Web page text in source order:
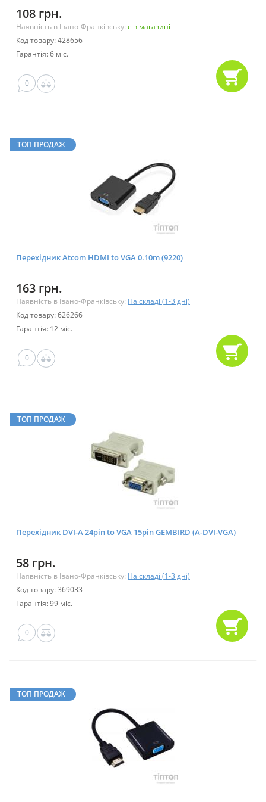
108 грн.
Наявність в Івано-Франківську: є в магазині
Код товару: 428656
Гарантія: 6 міс.
0
ТОП ПРОДАЖ
Перехідник Atcom HDMI to VGA 0.10m (9220)
163 грн.
Наявність в Івано-Франківську: На складі (1-3 дні)
Код товару: 626266
Гарантія: 12 міс.
0
ТОП ПРОДАЖ
Перехідник DVI-A 24pin to VGA 15pin GEMBIRD (A-DVI-VGA)
58 грн.
Наявність в Івано-Франківську: На складі (1-3 дні)
Код товару: 369033
Гарантія: 99 міс.
0
ТОП ПРОДАЖ